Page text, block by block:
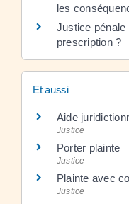
les
Justice pénale
prescription ?
Et aussi
Aide
Justice
Porter plainte
Justice
Plainte avec
Justice